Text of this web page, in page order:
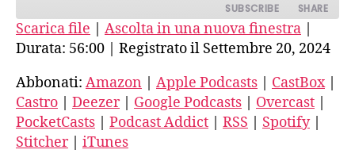
SUBSCRIBE SHARE
Amazon Apple Podcasts
CastBox Castro
Deezer Google Podcasts
Overcast PocketCasts
Podcast Addict
SHARE
LINK
EMBED
Scarica file | Ascolta in una nuova finestra |
Durata: 56:00 | Registrato il Settembre 20, 2024
Abbonati: Amazon | Apple Podcasts | CastBox|
Castro | Deezer| Google Podcasts | Overcast |
PocketCasts | Podcast Addict | RSS | Spotify|
Stitcher| iTunes